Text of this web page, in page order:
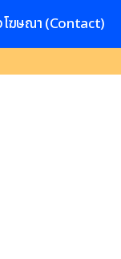
ฆษณา (Contact)